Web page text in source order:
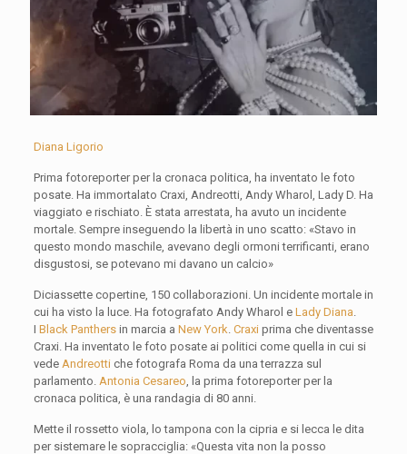
Diana Ligorio
Prima fotoreporter per la cronaca politica, ha inventato le foto
posate. Ha immortalato Craxi, Andreotti, Andy Wharol, Lady D. Ha
viaggiato e rischiato. È stata arrestata, ha avuto un incidente
mortale. Sempre inseguendo la libertà in uno scatto: «Stavo in
questo mondo maschile, avevano degli ormoni terrificanti, erano
disgustosi, se potevano mi davano un calcio»
Diciassette copertine, 150 collaborazioni. Un incidente mortale in
cui ha visto la luce. Ha fotografato Andy Wharol e Lady Diana
I Black Panthersin marcia a New York Craxi prima che diventasse
Craxi. Ha inventato le foto posate ai politici come quella in cui si
vede Andreotti che fotografa Roma da una terrazza sul
parlamento. Antonia Cesareo , la prima fotoreporter per la
cronaca politica, è una randagia di 80 anni.
Mette il rossetto viola, lo tampona con la cipria e si lecca le dita
per sistemare le sopracciglia: «Questa vita non la posso